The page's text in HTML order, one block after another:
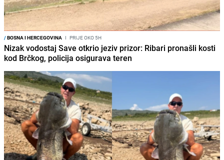
/BOSNA I HERCEGOVINA I PRIJE OKO 5H
Nizak vodostaj Save otkrio jeziv prizor: Ribari pronašli kosti
kod Brčkog, policija osigurava teren